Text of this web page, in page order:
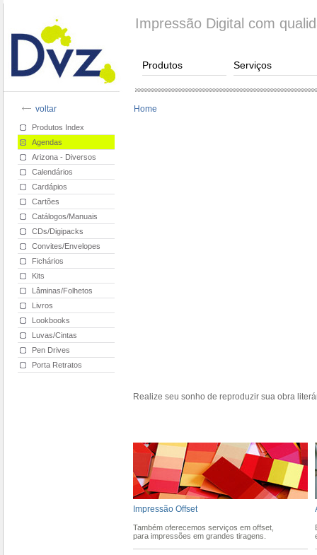
Impressão Digital com
Serviços
Produtos
voltar Home
Produtos Index
Agendas
Arizona - Diversos
Calendários
Cardápios
Cartões
Catálogos/Manuais
CDs/Digipacks
Convites/Envelopes
Fichários
Kits
Lâminas/Folhetos
Livros
Lookbooks
Luvas/Cintas
Pen Drives
Porta Retratos
Realize seu sonho de reproduzir sua obra
Impressão Offset
Também oferecemos serviços em offset,
para impressões em grandes tiragens.